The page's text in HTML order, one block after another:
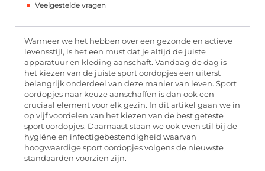
Veelgestelde vragen
Wanneer we het hebben over een gezonde en actieve
levensstijl, is het een must dat je altijd de juiste
apparatuur en kleding aanschaft. Vandaag de dag is
het kiezen van de juiste sport oordopjes een uiterst
belangrijk onderdeel van deze manier van leven. Sport
oordopjes naar keuze aanschaffen is dan ook een
cruciaal element voor elk gezin. In dit artikel gaan we in
op vijf voordelen van het kiezen van de best geteste
sport oordopjes. Daarnaast staan we ook even stil bij de
hygiëne en infectigebestendigheid waarvan
hoogwaardige sport oordopjes volgens de nieuwste
standaarden voorzien zijn.